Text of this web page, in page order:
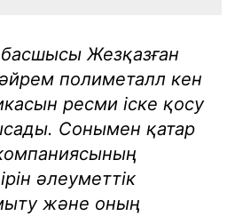
Жезқазған
полиметалл кен
ресми іске қосу
Сонымен қатар
әлеуметтік
және оның